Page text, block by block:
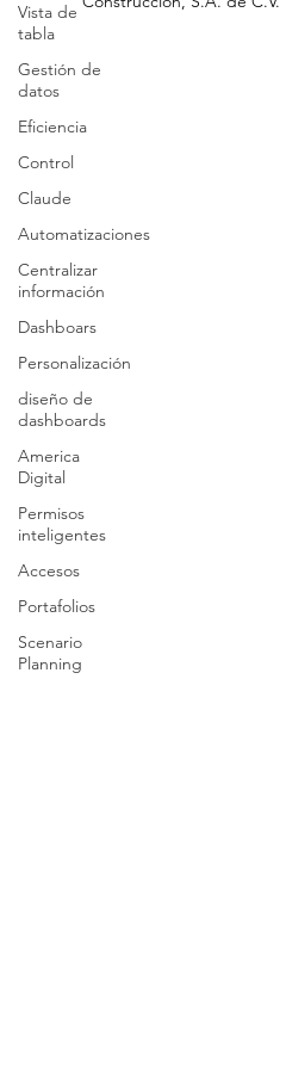
Vista de
tabla
Gestión de
datos
Eficiencia
Control
Claude
Automatizaciones
Centralizar
información
Dashboars
Personalización
diseño de
dashboards
America
Digital
Permisos
inteligentes
Accesos
Portafolios
Scenario
Planning
2025 Servicios